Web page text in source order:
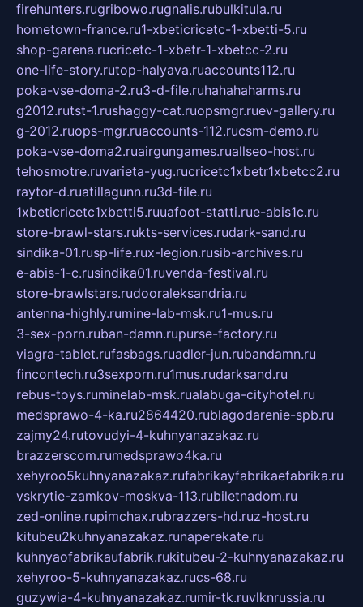
firehunters.rugribowo.rugnalis.rubulkitula.ru
hometown-france.ru1-xbeticricetc-1-xbetti-5.ru
shop-garena.rucricetc-1-xbetr-1-xbetcc-2.ru
one-life-story.rutop-halyava.ruaccounts112.ru
poka-vse-doma-2.ru3-d-file.ruhahahaharms.ru
g2012.rutst-1.rushaggy-cat.ruopsmgr.ruev-gallery.ru
g-2012.ruops-mgr.ruaccounts-112.rucsm-demo.ru
poka-vse-doma2.ruairgungames.ruallseo-host.ru
tehosmotre.ruvarieta-yug.rucricetc1xbetr1xbetcc2.ru
raytor-d.ruatillagunn.ru3d-file.ru
1xbeticricetc1xbetti5.ruuafoot-statti.rue-abis1c.ru
store-brawl-stars.rukts-services.rudark-sand.ru
sindika-01.rusp-life.rux-legion.rusib-archives.ru
e-abis-1-c.rusindika01.ruvenda-festival.ru
store-brawlstars.rudooraleksandria.ru
antenna-highly.rumine-lab-msk.ru1-mus.ru
3-sex-porn.ruban-damn.rupurse-factory.ru
viagra-tablet.rufasbags.ruadler-jun.rubandamn.ru
fincontech.ru3sexporn.ru1mus.rudarksand.ru
rebus-toys.ruminelab-msk.rualabuga-cityhotel.ru
medsprawo-4-ka.ru2864420.rublagodarenie-spb.ru
zajmy24.rutovudyi-4-kuhnyanazakaz.ru
brazzerscom.rumedsprawo4ka.ru
xehyroo5kuhnyanazakaz.rufabrikayfabrikaefabrika.ru
vskrytie-zamkov-moskva-113.rubiletnadom.ru
zed-online.rupimchax.rubrazzers-hd.ruz-host.ru
kitubeu2kuhnyanazakaz.runaperekate.ru
kuhnyaofabrikaufabrik.rukitubeu-2-kuhnyanazakaz.ru
xehyroo-5-kuhnyanazakaz.rucs-68.ru
guzywia-4-kuhnyanazakaz.rumir-tk.ruvlknrussia.ru